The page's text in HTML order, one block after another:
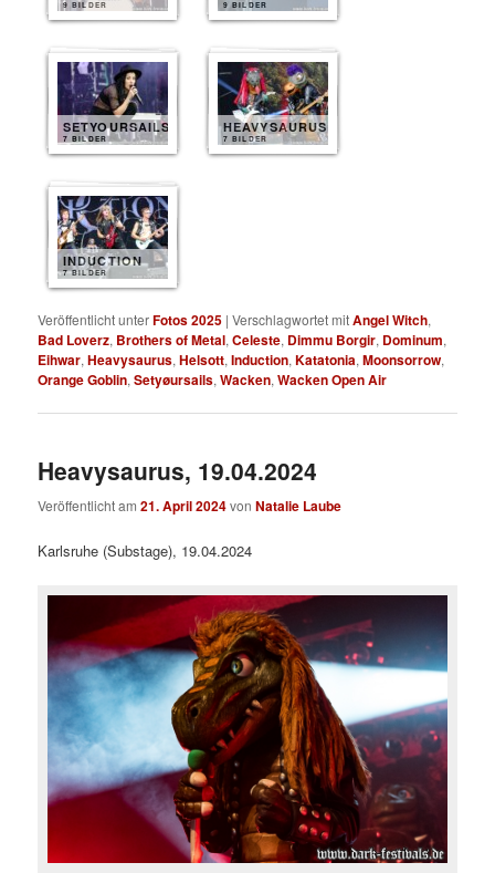
9 BILDER 9 BILDER
SETYOURSAILS
7 BILDER
HEAVYSAURUS
7 BILDER
INDUCTION
7 BILDER
Veröffentlicht unterFotos 2025 |Verschlagwortet mitAngel Witch,
Bad Loverz, Brothers of Metal,Celeste, Dimmu Borgir, Dominum,
Eihwar,Heavysaurus,Helsott,Induction,Katatonia,Moonsorrow,
Orange Goblin,Setyøursails,Wacken,Wacken Open Air
Heavysaurus, 19.04.2024
Veröffentlicht am21. April 2024vonNatalie Laube
Karlsruhe (Substage), 19.04.2024